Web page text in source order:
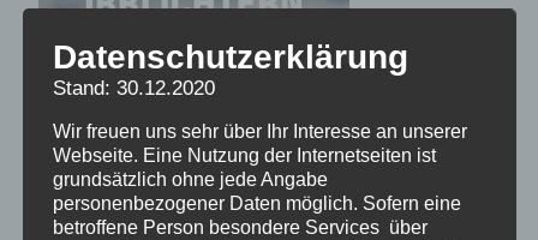
Datenschutzerklärung
Stand: 30.12.2020
Wir freuen uns sehr über Ihr Interesse an unserer
Webseite. Eine Nutzung der Internetseiten ist
grundsätzlich ohne jede Angabe
personenbezogener Daten möglich. Sofern eine
betroffene Person besondere Services über